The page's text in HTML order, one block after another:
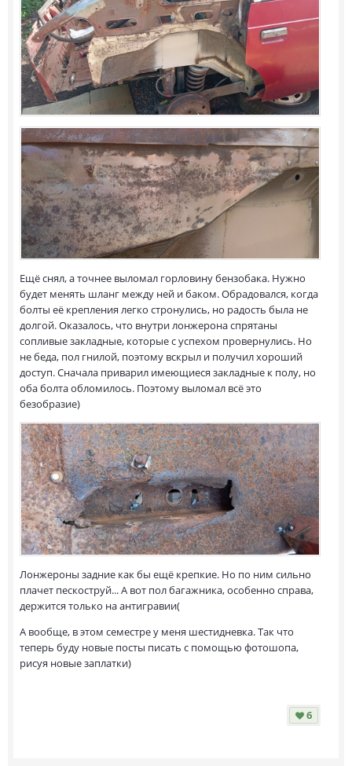
Ещё снял, а точнее выломал горловину бензобака. Нужно
будет менять шланг между ней и баком. Обрадовался, когда
болты её крепления легко стронулись, но радость была не
долгой. Оказалось, что внутри лонжерона спрятаны
сопливые закладные, которые с успехом провернулись. Но
не беда, пол гнилой, поэтому вскрыл и получил хороший
доступ. Сначала приварил имеющиеся закладные к полу, но
оба болта обломилось. Поэтому выломал всё это
безобразие)
Лонжероны задние как бы ещё крепкие. Но по ним сильно
плачет пескоструй... А вот пол багажника, особенно справа,
держится только на антигравии(
А вообще, в этом семестре у меня шестидневка. Так что
теперь буду новые посты писать с помощью фотошопа,
рисуя новые заплатки)
6